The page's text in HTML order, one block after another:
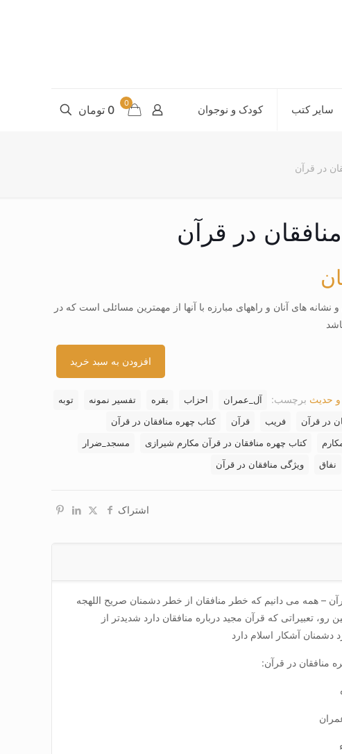
سایر کتب کودک و نوجوان 0 0 تومان
در قرآن
در قرآن
های آنان و راههای مبارزه با آنها از مهمترین مسائلی است که در
افزودن به سبد خرید
و حدیث برچسب: آل_عمران احزاب بقره تفسیر نمونه توبه
در قرآن فریب قرآن کتاب چهره منافقان در قرآن
کتاب چهره منافقان در قرآن مکارم شیرازی مسجد_ضرار
نفاق ویژگی منافقان در قرآن
اشتراک
– همه می دانیم که خطر منافقان از خطر دشمنان صریح اللهجه
رو، تعبیراتی که قرآن مجید درباره منافقان دارد شدیدتر از
دشمنان آشکار اسلام دارد
منافقان در قرآن: